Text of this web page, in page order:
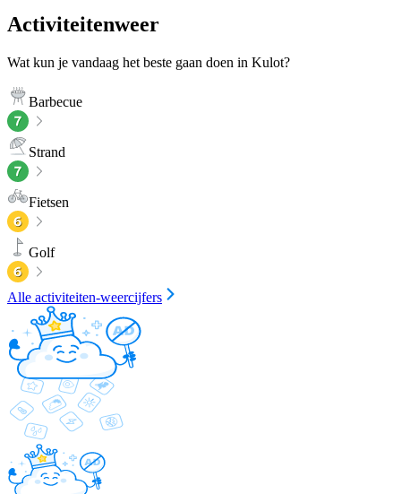
Activiteitenweer
Wat kun je vandaag het beste gaan doen in Kulot?
Barbecue
Strand
Fietsen
Golf
Alle activiteiten-weercijfers